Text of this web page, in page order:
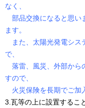
なく、
部品交換になると思い
ます。
また、太陽光発電シス
で、
落雷、風災、外部から
すので、
火災保険を長期でご加
3.瓦等の上に設置するこ